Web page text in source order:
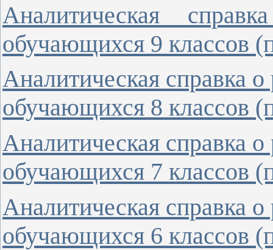
Аналитическая
обучающихся 9 классов
Аналитическая справка
обучающихся 8 классов
Аналитическая справка
обучающихся 7 классов
Аналитическая справка
обучающихся 6 классов